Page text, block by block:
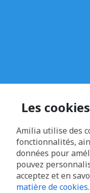
Les
Amilia utilise des
fonctionnalités,
données pour
pouvez
acceptez et en
matière de cookies.